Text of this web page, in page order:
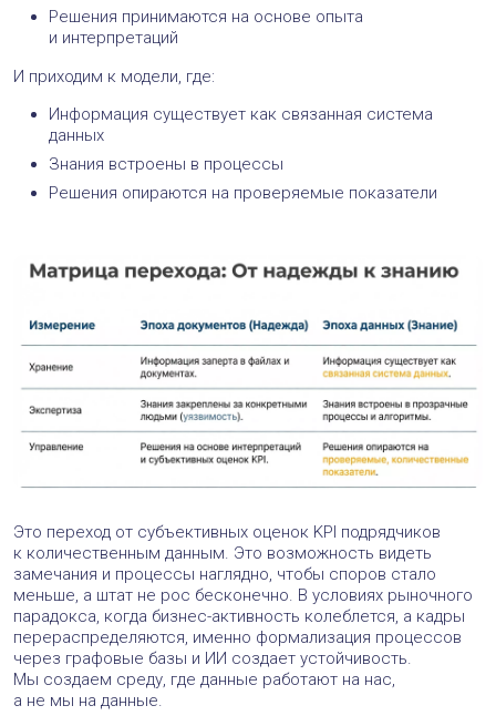
Решения принимаются на основе опыта
и интерпретаций
И приходим к модели, где:
Информация существует как связанная система
данных
Знания встроены в процессы
Решения опираются на проверяемые показатели
Это переход от субъективных оценок KPI подрядчиков
к количественным данным. Это возможность видеть
замечания и процессы наглядно, чтобы споров стало
меньше, а штат не рос бесконечно. В условиях рыночного
парадокса, когда бизнес-активность колеблется, а кадры
перераспределяются, именно формализация процессов
через графовые базы и ИИ создает устойчивость.
Мы создаем среду, где данные работают на нас,
а не мы на данные.